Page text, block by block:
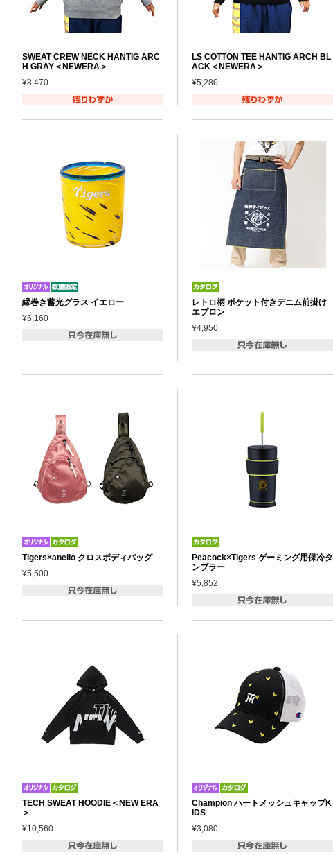
SWEAT CREW NECK HANTIG ARC
H GRAY＜NEWERA＞
¥8,470
LS COTTON TEE HANTIG ARCH BL
ACK＜NEWERA＞
¥5,280
縁巻き蓄光グラス イエロー
¥6,160
レトロ柄 ポケット付きデニム前掛け
エプロン
¥4,950
Tigers×anello クロスボディバッグ
¥5,500
Peacock×Tigers ゲーミング用保冷タ
ンブラー
¥5,852
TECH SWEAT HOODIE＜NEW ERA
＞
¥10,560
Champion ハートメッシュキャップK
IDS
¥3,080